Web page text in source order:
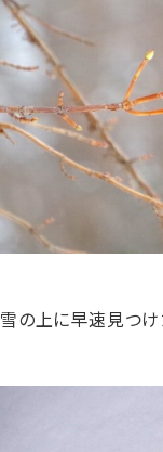
雪の上に早速見つけ